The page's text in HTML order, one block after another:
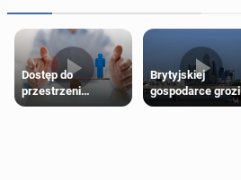
Dostęp do
przestrzeni
przeznaczonych
Brytyjskiej
gospodarce grozi
recesja, jeśli